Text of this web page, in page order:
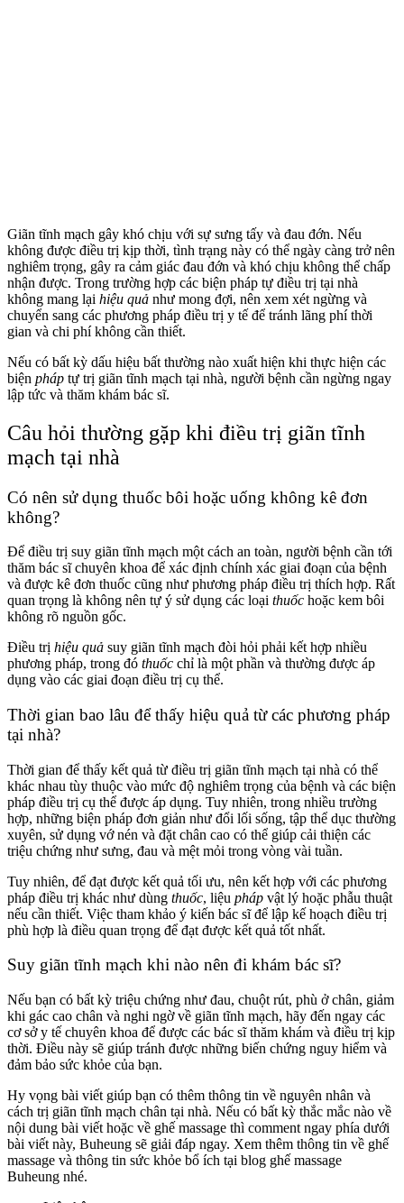
Giãn tĩnh mạch gây khó chịu với sự sưng tấy và đau đớn. Nếu
không được điều trị kịp thời, tình trạng này có thể ngày càng trở nên
nghiêm trọng, gây ra cảm giác đau đớn và khó chịu không thể chấp
nhận được. Trong trường hợp các biện pháp tự điều trị tại nhà
không mang lại hiệu quả như mong đợi, nên xem xét ngừng và
chuyển sang các phương pháp điều trị y tế để tránh lãng phí thời
gian và chi phí không cần thiết.
Nếu có bất kỳ dấu hiệu bất thường nào xuất hiện khi thực hiện các
biện pháp tự trị giãn tĩnh mạch tại nhà, người bệnh cần ngừng ngay
lập tức và thăm khám bác sĩ.
Câu hỏi thường gặp khi điều trị giãn tĩnh
mạch tại nhà
Có nên sử dụng thuốc bôi hoặc uống không kê đơn
không?
Để điều trị suy giãn tĩnh mạch một cách an toàn, người bệnh cần tới
thăm bác sĩ chuyên khoa để xác định chính xác giai đoạn của bệnh
và được kê đơn thuốc cũng như phương pháp điều trị thích hợp. Rất
quan trọng là không nên tự ý sử dụng các loại thuốc hoặc kem bôi
không rõ nguồn gốc.
Điều trị hiệu quả suy giãn tĩnh mạch đòi hỏi phải kết hợp nhiều
phương pháp, trong đó thuốc chỉ là một phần và thường được áp
dụng vào các giai đoạn điều trị cụ thể.
Thời gian bao lâu để thấy hiệu quả từ các phương pháp
tại nhà?
Thời gian để thấy kết quả từ điều trị giãn tĩnh mạch tại nhà có thể
khác nhau tùy thuộc vào mức độ nghiêm trọng của bệnh và các biện
pháp điều trị cụ thể được áp dụng. Tuy nhiên, trong nhiều trường
hợp, những biện pháp đơn giản như đổi lối sống, tập thể dục thường
xuyên, sử dụng vớ nén và đặt chân cao có thể giúp cải thiện các
triệu chứng như sưng, đau và mệt mỏi trong vòng vài tuần.
Tuy nhiên, để đạt được kết quả tối ưu, nên kết hợp với các phương
pháp điều trị khác như dùng thuốc, liệu pháp vật lý hoặc phẫu thuật
nếu cần thiết. Việc tham khảo ý kiến ​​bác sĩ để lập kế hoạch điều trị
phù hợp là điều quan trọng để đạt được kết quả tốt nhất.
Suy giãn tĩnh mạch khi nào nên đi khám bác sĩ?
Nếu bạn có bất kỳ triệu chứng như đau, chuột rút, phù ở chân, giảm
khi gác cao chân và nghi ngờ về giãn tĩnh mạch, hãy đến ngay các
cơ sở y tế chuyên khoa để được các bác sĩ thăm khám và điều trị kịp
thời. Điều này sẽ giúp tránh được những biến chứng nguy hiểm và
đảm bảo sức khỏe của bạn.
Hy vọng bài viết giúp bạn có thêm thông tin về nguyên nhân và
cách trị giãn tĩnh mạch chân tại nhà. Nếu có bất kỳ thắc mắc nào về
nội dung bài viết hoặc về ghế massage thì comment ngay phía dưới
bài viết này, Buheung sẽ giải đáp ngay. Xem thêm thông tin về ghế
massage và thông tin sức khỏe bổ ích tại blog ghế massage
Buheung nhé.